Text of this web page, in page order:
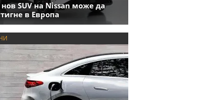
SUV на Nissan може да
в Европа